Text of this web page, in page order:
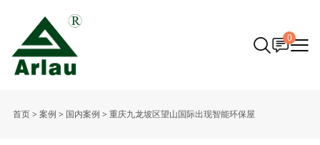
0
首页> 案例 > 国内案例 > 重庆九龙坡区望山国际出现智能环保屋